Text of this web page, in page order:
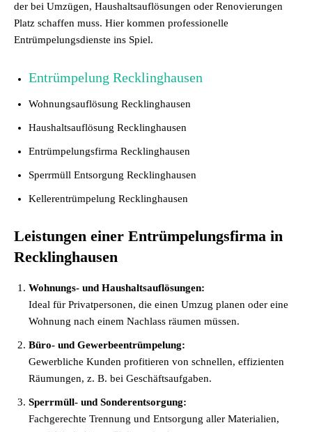
der bei Umzügen, Haushaltsauflösungen oder Renovierungen
Platz schaffen muss. Hier kommen professionelle
Entrümpelungsdienste ins Spiel.
Entrümpelung Recklinghausen
Wohnungsauflösung Recklinghausen
Haushaltsauflösung Recklinghausen
Entrümpelungsfirma Recklinghausen
Sperrmüll Entsorgung Recklinghausen
Kellerentrümpelung Recklinghausen
Leistungen einer Entrümpelungsfirma in
Recklinghausen
Wohnungs- und Haushaltsauflösungen:
Ideal für Privatpersonen, die einen Umzug planen oder eine
Wohnung nach einem Nachlass räumen müssen.
Büro- und Gewerbeentrümpelung:
Gewerbliche Kunden profitieren von schnellen, effizienten
Räumungen, z. B. bei Geschäftsaufgaben.
Sperrmüll- und Sonderentsorgung:
Fachgerechte Trennung und Entsorgung aller Materialien,